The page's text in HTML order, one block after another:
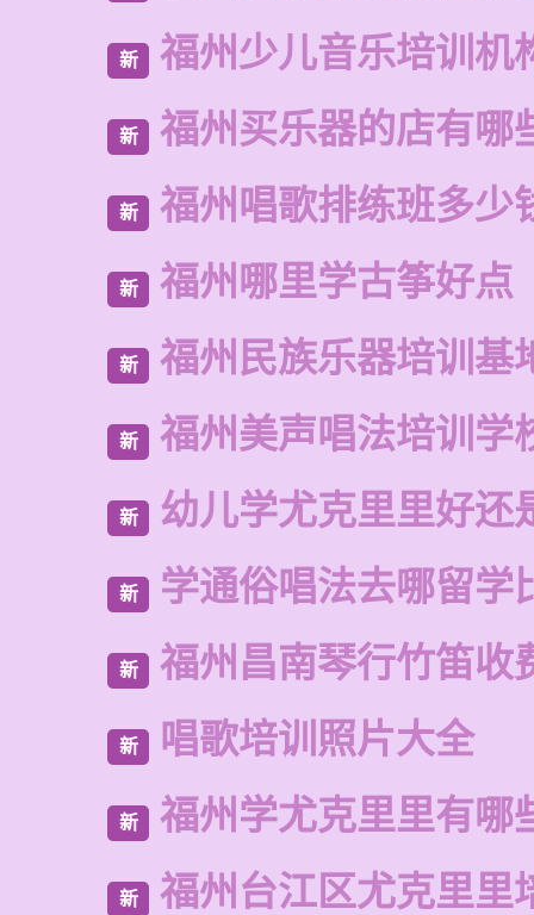
新 福州少儿音乐培训机
新 福州买乐器的店有哪
新 福州唱歌排练班多少
新 福州哪里学古筝好点
新 福州民族乐器培训基
新 福州美声唱法培训学
新 幼儿学尤克里里好还
新 学通俗唱法去哪留学
新 福州昌南琴行竹笛收
新 唱歌培训照片大全
新 福州学尤克里里有哪
新 福州台江区尤克里里